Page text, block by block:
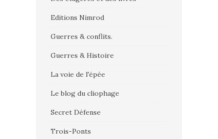
Editions Nimrod
Guerres & conflits.
Guerres & Histoire
La voie de l'épée
Le blog du cliophage
Secret Défense
Trois-Ponts